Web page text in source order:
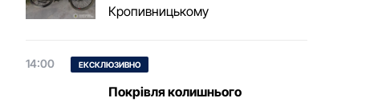
Кропивницькому
14:00 ЕКСКЛЮЗИВНО
Покрівля колишнього